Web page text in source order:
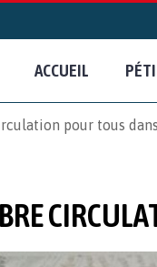
ACCUEIL
pour tous